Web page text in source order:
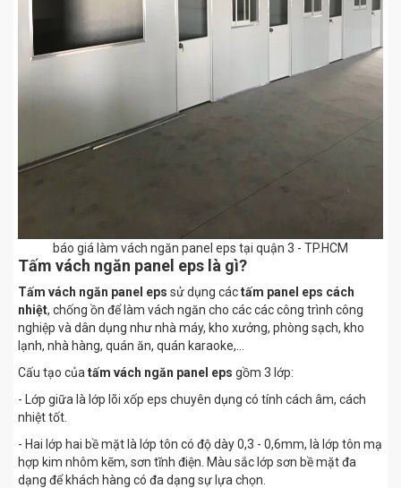
báo giá làm vách ngăn panel eps tại quận 3 - TP.HCM
Tấm vách ngăn panel eps là gì?
Tấm vách ngăn panel eps sử dụng cáctấm panel eps cách
nhiệt, chống ồn để làm vách ngăn cho các các công trình công
nghiệp và dân dụng như nhà máy, kho xưởng, phòng sạch, kho
lạnh, nhà hàng, quán ăn, quán karaoke,...
Cấu tạo của tấm vách ngăn panel eps gồm 3 lớp:
- Lớp giữa là lớp lõi xốp eps chuyên dụng có tính cách âm, cách
nhiệt tốt.
- Hai lớp hai bề mặt là lớp tôn có độ dày 0,3 - 0,6mm, là lớp tôn mạ
hợp kim nhôm kẽm, sơn tĩnh điện. Màu sắc lớp sơn bề mặt đa
dạng để khách hàng có đa dạng sự lựa chọn.